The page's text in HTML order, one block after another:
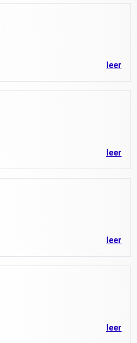
leer
leer
leer
leer